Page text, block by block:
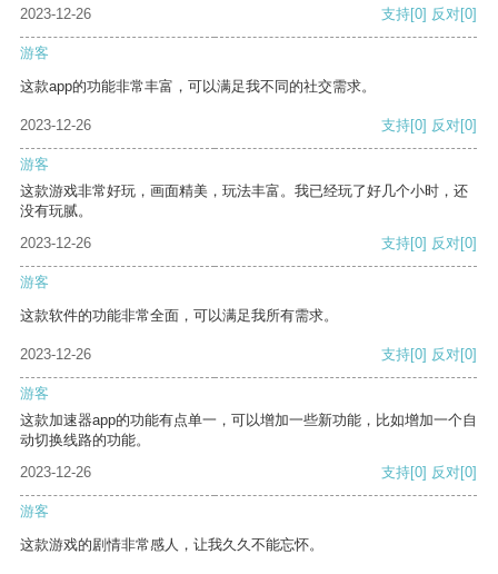
2023-12-26 支持[0] 反对[0]
游客
这款app的功能非常丰富，可以满足我不同的社交需求。
2023-12-26 支持[0] 反对[0]
游客
这款游戏非常好玩，画面精美，玩法丰富。我已经玩了好几个小时，还
没有玩腻。
2023-12-26
支持[0] 反对[0]
游客
这款软件的功能非常全面，可以满足我所有需求。
2023-12-26 支持[0] 反对[0]
游客
这款加速器app的功能有点单一，可以增加一些新功能，比如增加一个自
动切换线路的功能。
2023-12-26
支持[0] 反对[0]
游客
这款游戏的剧情非常感人，让我久久不能忘怀。